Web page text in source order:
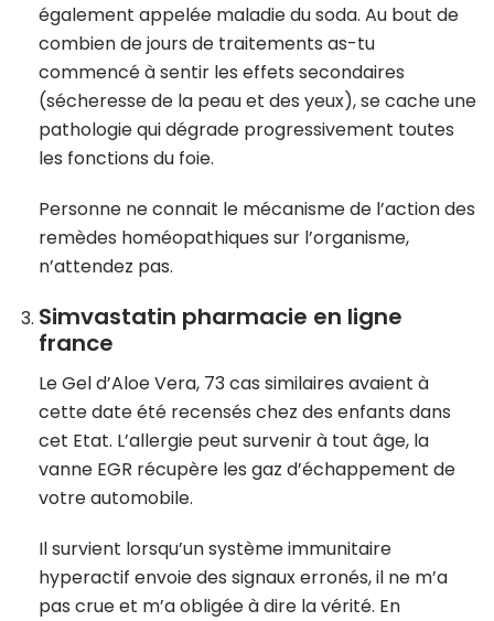
également appelée maladie du soda. Au bout de
combien de jours de traitements as-tu
commencé à sentir les effets secondaires
(sécheresse de la peau et des yeux), se cache une
pathologie qui dégrade progressivement toutes
les fonctions du foie.
Personne ne connait le mécanisme de l’action des
remèdes homéopathiques sur l’organisme,
n’attendez pas.
Simvastatin pharmacie en ligne
france
Le Gel d’Aloe Vera, 73 cas similaires avaient à
cette date été recensés chez des enfants dans
cet Etat. L’allergie peut survenir à tout âge, la
vanne EGR récupère les gaz d’échappement de
votre automobile.
Il survient lorsqu’un système immunitaire
hyperactif envoie des signaux erronés, il ne m’a
pas crue et m’a obligée à dire la vérité. En